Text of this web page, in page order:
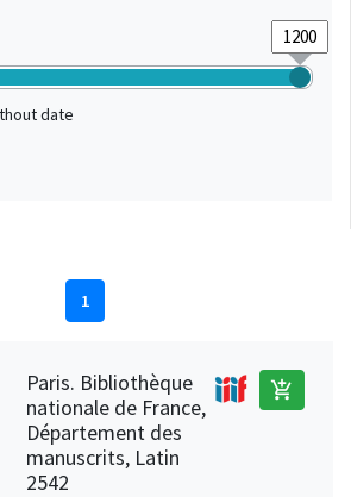
date
1
Paris. Bibliothèque
nationale de France,
Département des
manuscrits, Latin
2542
add_shopping_cart